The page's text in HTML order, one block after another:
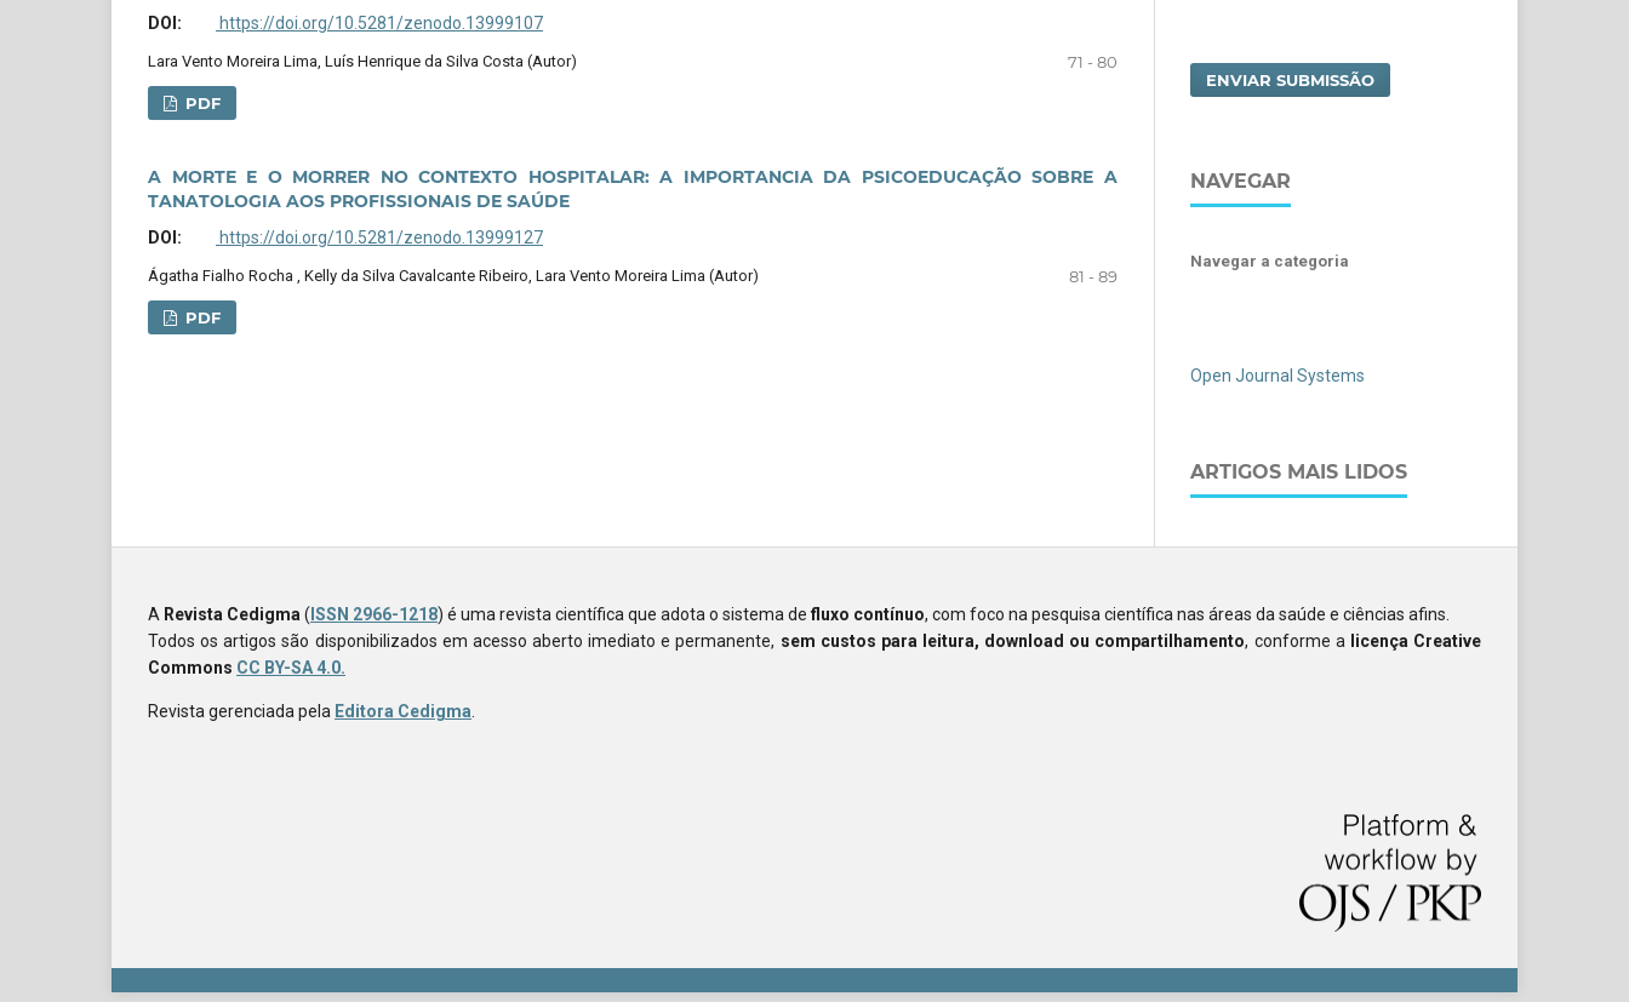
DOI: https://doi.org/10.5281/zenodo.13999107
Lara Vento Moreira Lima, Luís Henrique da Silva Costa (Autor) 71 - 80
PDF
A MORTE E O MORRER NO CONTEXTO HOSPITALAR: A IMPORTANCIA DA PSICOEDUCAÇÃO SOBRE A
TANATOLOGIA AOS PROFISSIONAIS DE SAÚDE
DOI: https://doi.org/10.5281/zenodo.13999127
Ágatha Fialho Rocha , Kelly da Silva Cavalcante Ribeiro, Lara Vento Moreira Lima (Autor) 81 - 89
PDF
ENVIAR SUBMISSÃO
NAVEGAR
Navegar a categoria
Open Journal Systems
ARTIGOS MAIS LIDOS
A Revista Cedigma ( ISSN 2966-1218) é uma revista científica que adota o sistema defluxo contínuo, com foco na pesquisa científica nas áreas da saúde e ciências afins.
Todos os artigos são disponibilizados em acesso aberto imediato e permanente, sem custos para leitura, download ou compartilhamento, conforme a
licença Creative
Commons CC BY-SA 4.0.
Revista gerenciada pela Editora Cedigma